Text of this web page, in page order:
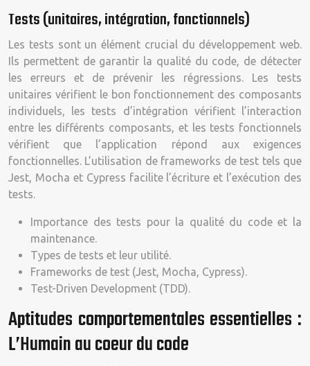
Tests (unitaires, intégration, fonctionnels)
Les tests sont un élément crucial du développement web.
Ils permettent de garantir la qualité du code, de détecter
les erreurs et de prévenir les régressions. Les tests
unitaires vérifient le bon fonctionnement des composants
individuels, les tests d’intégration vérifient l’interaction
entre les différents composants, et les tests fonctionnels
vérifient que l’application répond aux exigences
fonctionnelles. L’utilisation de frameworks de test tels que
Jest, Mocha et Cypress facilite l’écriture et l’exécution des
tests.
Importance des tests pour la qualité du code et la
maintenance.
Types de tests et leur utilité.
Frameworks de test (Jest, Mocha, Cypress).
Test-Driven Development (TDD).
Aptitudes comportementales essentielles :
L’Humain au coeur du code